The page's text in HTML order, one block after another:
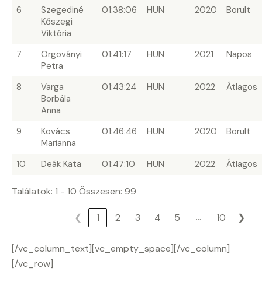
6
Szegediné
Kőszegi
Viktória
01:38:06 HUN 2020 Borult
7
Orgoványi
Petra
01:41:17 HUN 2021 Napos
8
Varga
Borbála
Anna
01:43:24 HUN 2022 Átlagos
9
Kovács
Marianna
01:46:46 HUN 2020 Borult
10 Deák Kata 01:47:10 HUN 2022 Átlagos
Találatok: 1 - 10 Összesen: 99
❮ 1 2 3 4 5 … 10 ❯
[/vc_column_text][vc_empty_space][/vc_column]
[/vc_row]